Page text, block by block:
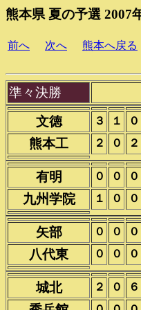
熊本県 夏の予選 2007
前へ 次へ 熊本へ戻る
準々決勝
文徳
３ １ ０
熊本工 ２ ０ ２
有明 ０ ０ ０
九州学院 １ ０ ０
矢部 ０ ０ ０
八代東 ０ ０ ０
城北 ２ ０ ６